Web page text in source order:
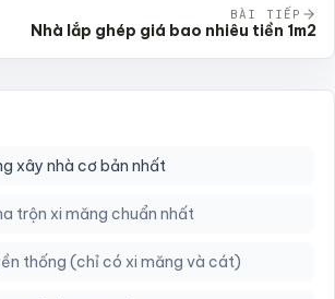
BÀI TIẾP
Nhà lắp ghép giá bao nhiêu tiền 1m2
xây nhà cơ bản nhất
trộn xi măng chuẩn nhất
thống (chỉ có xi măng và cát)